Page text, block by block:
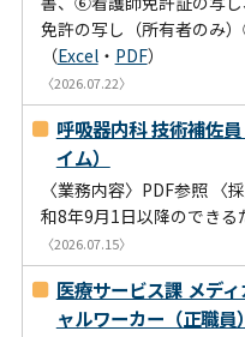
免許の写し（所有者のみ
（Excel・ PDF）
〈2026.07.22〉
呼吸器内科 技術補佐
イム）
〈業務内容〉PDF参照 〈
和8年9月1日以降のできる
〈2026.07.15〉
医療サービス課 メデ
ャルワーカー（正職員）